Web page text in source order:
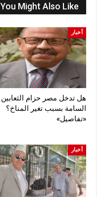
You Might Also Like
أخبار
هل تدخل مصر حزام الثعابين
السامة بسبب تغير المناخ؟
«تفاصيل»
أخبار